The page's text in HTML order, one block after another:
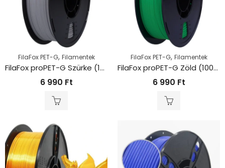
FilaFox PET-G, Filamentek
FilaFox proPET-G Szürke (1000g / 1,75mm)
6 990 Ft
FilaFox PET-G, Filamentek
FilaFox proPET-G Zöld (1000g / 1,75mm)
6 990 Ft